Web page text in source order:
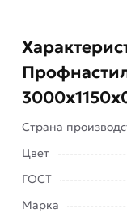
Профнастил –
Страна
Цвет
ГОСТ
Марка